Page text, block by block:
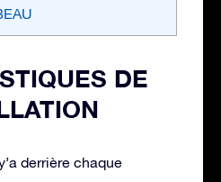
DE
derrière chaque